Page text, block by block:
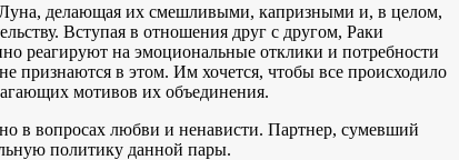
Луна, делающая их смешливыми, капризными и, в целом,
Вступая в отношения друг с другом, Раки
реагируют на эмоциональные отклики и потребности
признаются в этом. Им хочется, чтобы все происходило
мотивов их объединения.
в вопросах любви и ненависти. Партнер, сумевший
политику данной пары.